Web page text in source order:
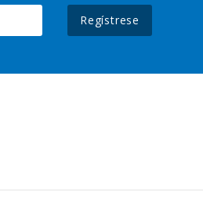
Regístrese